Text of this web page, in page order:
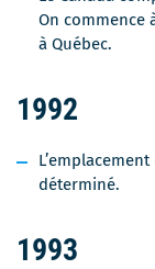
On commence
à Québec.
1992
déterminé.
1993